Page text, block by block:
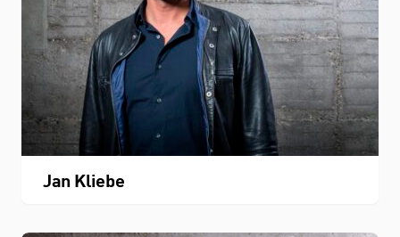
Jan Kliebe